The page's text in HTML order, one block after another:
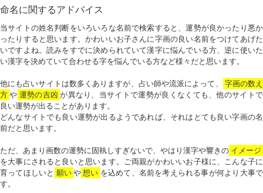
命名に関するアドバイス
当サイトの姓名判断をいろいろな名前で検索すると、運勢が良かったり悪か
ったりすると思います。かわいいお子さんに字画の良い名前をつけてあげた
いですよね。読みをすでに決められていて漢字に悩んでいる方、逆に使いた
い漢字を決めていて合わせる字を悩んでいる方など様々だと思います。
他にも占いサイトは数多くありますが、占い師や流派によって、
字画の数え
方 や 運勢の吉凶 が異なり、当サイトで運勢が良くなくても、他のサイトで
良い運勢が出ることがあります。
どんなサイトでも良い運勢が出るようであれば、それはとても良い字画の名
前だと思います。
ただ、あまり画数の運勢に固執しすぎないで、やはり漢字や響きの イメージ
を大事にされると良いと思います。ご両親がかわいいお子様に、こんな子に
育ってほしいと 願い や 想い を込めて、名前を考えられる事が何より大事で
す。